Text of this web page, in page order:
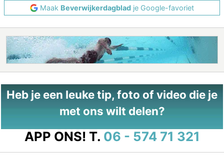
Maak Beverwijkerdagblad je Google-favoriet
Heb je een leuke tip, foto of video die je
met ons wilt delen?
APP ONS! T. 06 - 574 71 321